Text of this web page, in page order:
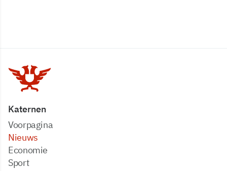
Katernen
Voorpagina
Nieuws
Economie
Sport